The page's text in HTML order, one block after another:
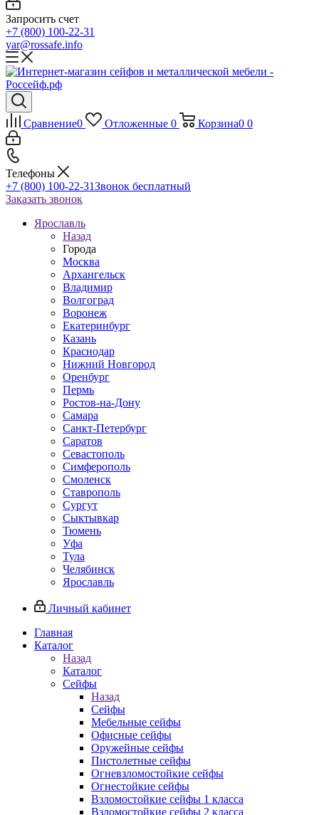
Запросить счет
+7 (800) 100-22-31
yar@rossafe.info
Сравнение0 Отложенные 0 Корзина0 0
Телефоны
+7 (800) 100-22-31Звонок бесплатный
Заказать звонок
Ярославль
Назад
Города
Москва
Архангельск
Владимир
Волгоград
Воронеж
Екатеринбург
Казань
Краснодар
Нижний Новгород
Оренбург
Пермь
Ростов-на-Дону
Самара
Санкт-Петербург
Саратов
Севастополь
Симферополь
Смоленск
Ставрополь
Сургут
Сыктывкар
Тюмень
Уфа
Тула
Челябинск
Ярославль
Личный кабинет
Главная
Каталог
Назад
Каталог
Сейфы
Назад
Сейфы
Мебельные сейфы
Офисные сейфы
Оружейные сейфы
Пистолетные сейфы
Огневзломостойкие сейфы
Огнестойкие сейфы
Взломостойкие сейфы 1 класса
Взломостойкие сейфы 2 класса